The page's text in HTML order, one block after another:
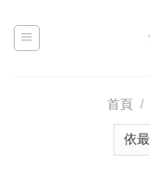
content
首頁 /